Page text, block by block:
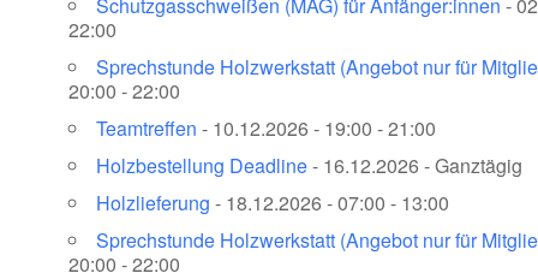
22:00
Sprechstunde Holzwerkstatt (Angebot nur für
20:00 - 22:00
Teamtreffen - 10.12.2026 - 19:00 - 21:00
Holzbestellung Deadline- 16.12.2026 - Ganztägig
Holzlieferung - 18.12.2026 - 07:00 - 13:00
Sprechstunde Holzwerkstatt (Angebot nur für
20:00 - 22:00